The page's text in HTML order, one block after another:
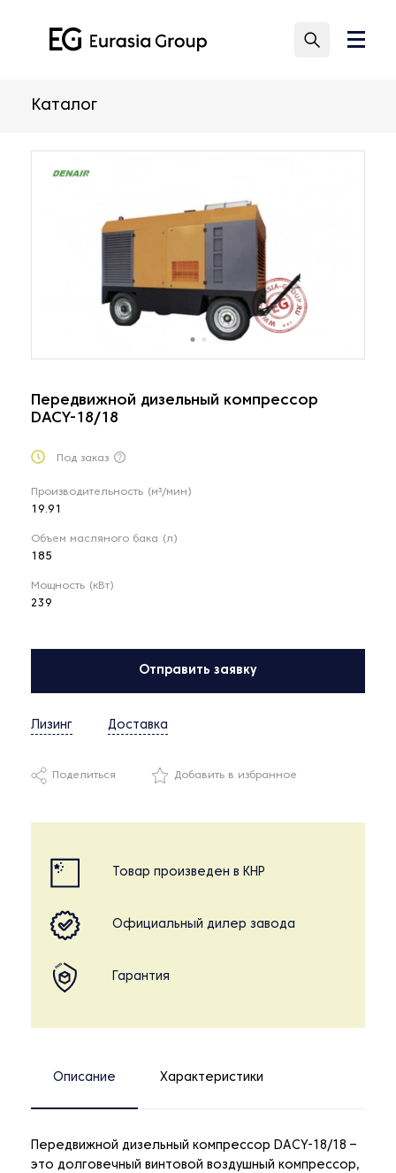
Каталог
Передвижной дизельный компрессор
DACY-18/18
Под заказ
Производительность (м³/мин)
19.91
Объем масляного бака (л)
185
Мощность (кВт)
239
Отправить заявку
Лизинг Доставка
Поделиться Добавить в избранное
Товар произведен в КНР
Официальный дилер завода
Гарантия
Описание Характеристики
Передвижной дизельный компрессор DACY-18/18 –
это долговечный винтовой воздушный компрессор,